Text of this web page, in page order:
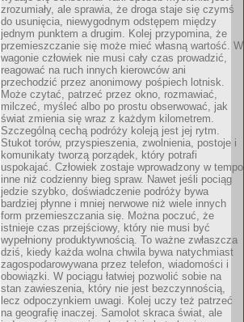
zrozumiały, ale sprawia, że droga staje się czymś
do usunięcia, niewygodnym odstępem między
jednym punktem a drugim. Kolej przypomina, że
przemieszczanie się może mieć własną wartość. W
wagonie człowiek nie musi cały czas prowadzić,
reagować na ruch innych kierowców ani
przechodzić przez anonimowy pośpiech lotnisk.
Może czytać, patrzeć przez okno, rozmawiać,
milczeć, myśleć albo po prostu obserwować, jak
świat zmienia się wraz z każdym kilometrem.
Szczególną cechą podróży koleją jest jej rytm.
Stukot torów, przyspieszenia, zwolnienia, postoje i
komunikaty tworzą porządek, który potrafi
uspokajać. Człowiek zostaje wprowadzony w tempo
inne niż codzienny bieg spraw. Nawet jeśli pociąg
jedzie szybko, doświadczenie podróży bywa
bardziej płynne i mniej nerwowe niż wiele innych
form przemieszczania się. Można poczuć, że
istnieje czas przejściowy, który nie musi być
wypełniony produktywnością. To ważne zwłaszcza
dziś, kiedy każda wolna chwila bywa natychmiast
zagospodarowywana przez telefon, wiadomości i
obowiązki. W pociągu łatwiej pozwolić sobie na
stan zawieszenia, który nie jest bezczynnością,
lecz odpoczynkiem uwagi. Kolej uczy też patrzeć
na geografię inaczej. Samolot skraca świat, ale